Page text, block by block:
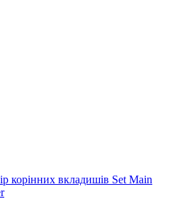
корінних вкладишів Set Main